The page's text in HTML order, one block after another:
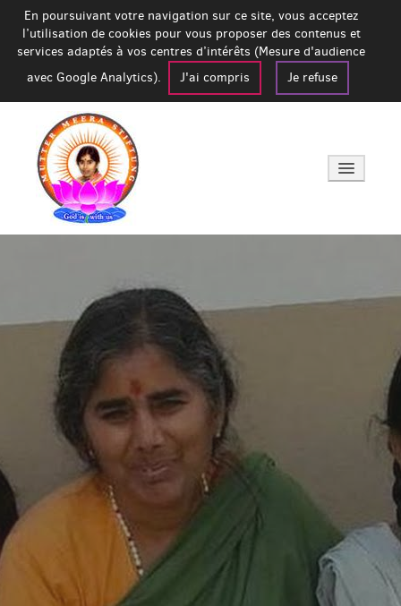
En poursuivant votre navigation sur ce site, vous acceptez
l’utilisation de cookies pour vous proposer des contenus et
services adaptés à vos centres d’intérêts (Mesure d'audience
avec Google Analytics).
J'ai compris Je refuse
A propos de Mère Meera
Prochaine venue en France
Méditation à distance
Tout savoir sur Mère Meera
Darshan dans le monde entier
VIDEO